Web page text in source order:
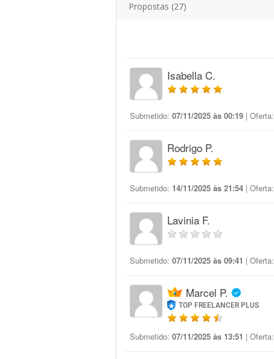
Propostas (27)
Isabella C.
Submetido: 07/11/2025 às 00:19 | Oferta:
Rodrigo P.
Submetido: 14/11/2025 às 21:54 | Oferta:
Lavinia F.
Submetido: 07/11/2025 às 09:41 | Oferta:
Marcel P.
TOP FREELANCER PLUS
Submetido: 07/11/2025 às 13:51 | Oferta: